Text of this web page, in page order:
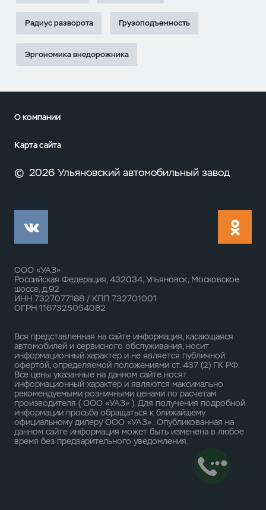
Радиус разворота Грузоподъемность
Эргономика внедорожника
О компании
Карта сайта
© 2026 Ульяновский автомобильный завод
ООО «УАЗ»
Российская Федерация, 432034, Ульяновск, Московское
шоссе, д.92
ИНН 7327077188 / КПП 732701001
ОГРН 1167325054082
Вся представленная на сайте информация, касающаяся
автомобилей и сервисного обслуживания, носит
информационный характер и не является публичной
офертой, определяемой положениями ст. 437 (2) ГК РФ.
Все цены указанные на данном сайте носят
информационный характер и являются максимально
рекомендуемыми розничными ценами по расчетам
производителя ( ООО «УАЗ» ). Для получения подробной
информации просьба обращаться к ближайшему
официальному дилеру ООО «УАЗ» . Опубликованная на
данном сайте информация может быть изменена в любое
время без предварительного уведомления.